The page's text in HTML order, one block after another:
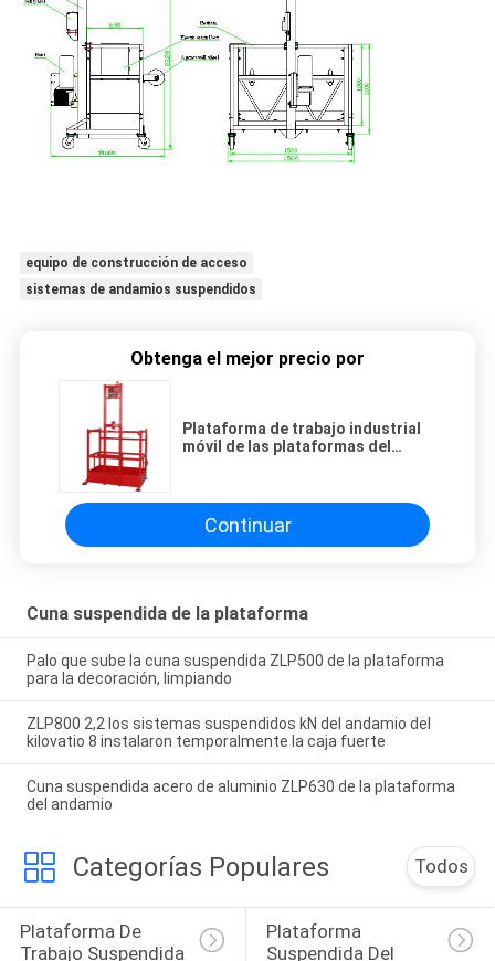
equipo de construcción de acceso
sistemas de andamios suspendidos
Obtenga el mejor precio por
Plataforma de trabajo industrial
móvil de las plataformas del
Continuar
Cuna suspendida de la plataforma
Palo que sube la cuna suspendida ZLP500 de la plataforma
para la decoración, limpiando
ZLP800 2,2 los sistemas suspendidos kN del andamio del
kilovatio 8 instalaron temporalmente la caja fuerte
Cuna suspendida acero de aluminio ZLP630 de la plataforma
del andamio
Categorías Populares Todos
Plataforma De
Trabajo Suspendida
Plataforma
Suspendida Del